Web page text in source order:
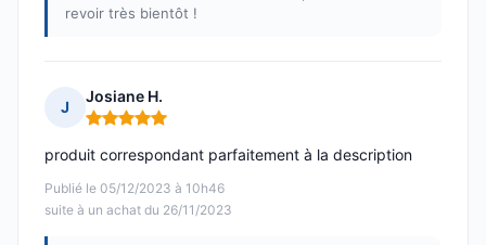
revoir très bientôt !
J
Josiane H.
Note : 5 sur 5
Publié le 05/12/2023 à 10h46
suite à un achat du 26/11/2023
produit correspondant parfaitement à la description